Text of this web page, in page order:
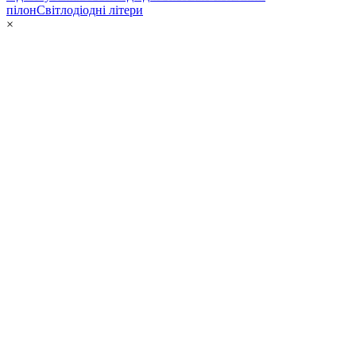
пілонСвітлодіодні літери
×